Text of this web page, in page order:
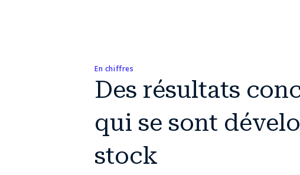
En chiffres
Des résultats
qui se sont
stock